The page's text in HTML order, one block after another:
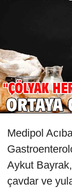
Medipol
Aykut
çavdar ve